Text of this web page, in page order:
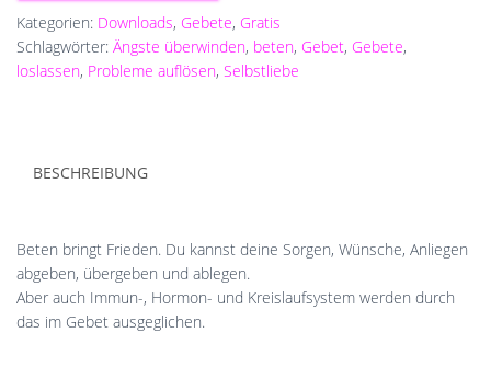
Kategorien: Downloads, Gebete, Gratis
Schlagwörter: Ängste überwinden, beten, Gebet, Gebete,
loslassen, Probleme auflösen, Selbstliebe
BESCHREIBUNG
Beten bringt Frieden. Du kannst deine Sorgen, Wünsche, Anliegen
abgeben, übergeben und ablegen.
Aber auch Immun-, Hormon- und Kreislaufsystem werden durch
das im Gebet ausgeglichen.